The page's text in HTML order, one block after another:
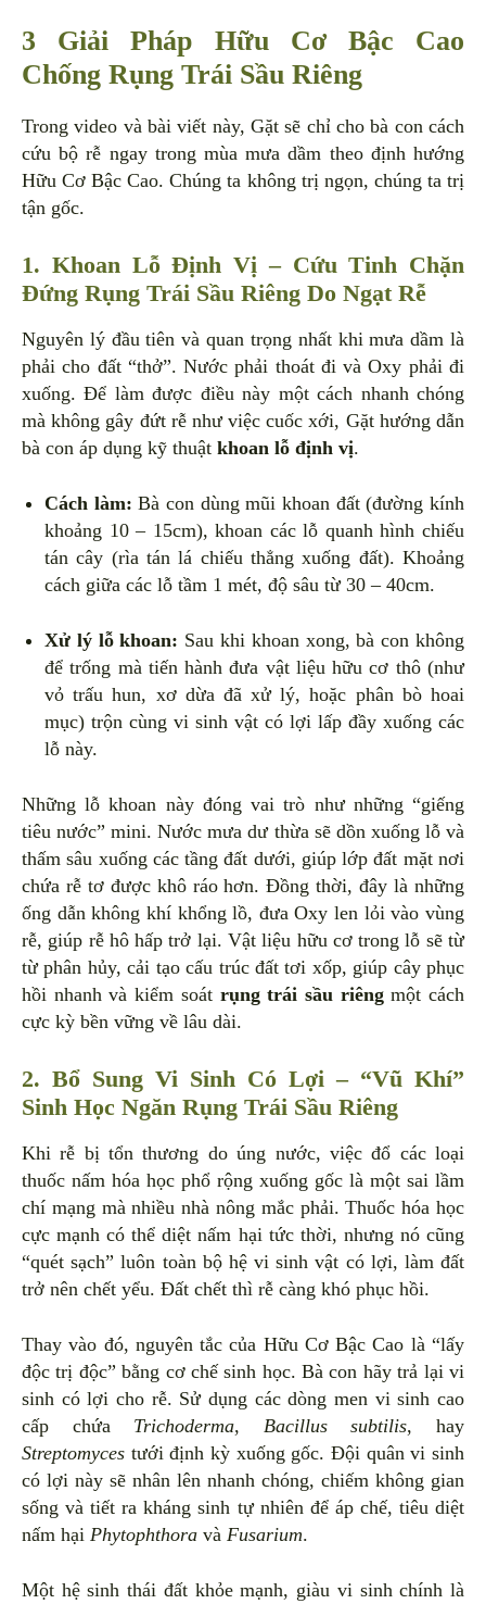
3 Giải Pháp Hữu Cơ Bậc Cao
Chống Rụng Trái Sầu Riêng
Trong video và bài viết này, Gặt sẽ chỉ cho bà con cách
cứu bộ rễ ngay trong mùa mưa dầm theo định hướng
Hữu Cơ Bậc Cao. Chúng ta không trị ngọn, chúng ta trị
tận gốc.
1. Khoan Lỗ Định Vị – Cứu Tinh Chặn
Đứng Rụng Trái Sầu Riêng Do Ngạt Rễ
Nguyên lý đầu tiên và quan trọng nhất khi mưa dầm là
phải cho đất “thở”. Nước phải thoát đi và Oxy phải đi
xuống. Để làm được điều này một cách nhanh chóng
mà không gây đứt rễ như việc cuốc xới, Gặt hướng dẫn
bà con áp dụng kỹ thuật khoan lỗ định vị.
Cách làm: Bà con dùng mũi khoan đất (đường kính
khoảng 10 – 15cm), khoan các lỗ quanh hình chiếu
tán cây (rìa tán lá chiếu thẳng xuống đất). Khoảng
cách giữa các lỗ tầm 1 mét, độ sâu từ 30 – 40cm.
Xử lý lỗ khoan: Sau khi khoan xong, bà con không
để trống mà tiến hành đưa vật liệu hữu cơ thô (như
vỏ trấu hun, xơ dừa đã xử lý, hoặc phân bò hoai
mục) trộn cùng vi sinh vật có lợi lấp đầy xuống các
lỗ này.
Những lỗ khoan này đóng vai trò như những “giếng
tiêu nước” mini. Nước mưa dư thừa sẽ dồn xuống lỗ và
thấm sâu xuống các tầng đất dưới, giúp lớp đất mặt nơi
chứa rễ tơ được khô ráo hơn. Đồng thời, đây là những
ống dẫn không khí khổng lồ, đưa Oxy len lỏi vào vùng
rễ, giúp rễ hô hấp trở lại. Vật liệu hữu cơ trong lỗ sẽ từ
từ phân hủy, cải tạo cấu trúc đất tơi xốp, giúp cây phục
hồi nhanh và kiểm soát rụng trái sầu riêngmột cách
cực kỳ bền vững về lâu dài.
2. Bổ Sung Vi Sinh Có Lợi – “Vũ Khí”
Sinh Học Ngăn Rụng Trái Sầu Riêng
Khi rễ bị tổn thương do úng nước, việc đổ các loại
thuốc nấm hóa học phổ rộng xuống gốc là một sai lầm
chí mạng mà nhiều nhà nông mắc phải. Thuốc hóa học
cực mạnh có thể diệt nấm hại tức thời, nhưng nó cũng
“quét sạch” luôn toàn bộ hệ vi sinh vật có lợi, làm đất
trở nên chết yểu. Đất chết thì rễ càng khó phục hồi.
Thay vào đó, nguyên tắc của Hữu Cơ Bậc Cao là “lấy
độc trị độc” bằng cơ chế sinh học. Bà con hãy trả lại vi
sinh có lợi cho rễ. Sử dụng các dòng men vi sinh cao
cấp chứa Trichoderma, Bacillus subtilis, hay
Streptomyces tưới định kỳ xuống gốc. Đội quân vi sinh
có lợi này sẽ nhân lên nhanh chóng, chiếm không gian
sống và tiết ra kháng sinh tự nhiên để áp chế, tiêu diệt
nấm hại Phytophthora và Fusarium.
Một hệ sinh thái đất khỏe mạnh, giàu vi sinh chính là